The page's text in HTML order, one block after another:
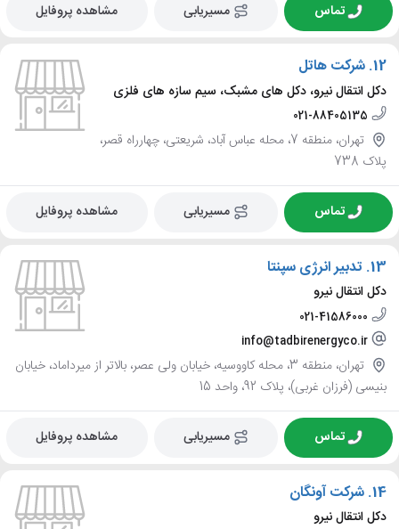
تماس مسیریابی مشاهده پروفایل
12. شرکت هاتل
دکل انتقال نیرو، دکل های مشبک، سیم سازه های فلزی
021-88405135
تهران، منطقه 7، محله عباس آباد، شریعتی، چهارراه قصر،
پلاک 738
تماس مسیریابی مشاهده پروفایل
13. تدبیر انرژی سپنتا
دکل انتقال نیرو
021-41586000
info@tadbirenergyco.ir
تهران، منطقه 3، محله کاووسیه، خیابان ولی عصر، بالاتر از میرداماد، خیابان
بنیسی (فرزان غربی)، پلاک 92، واحد 15
تماس مسیریابی مشاهده پروفایل
14. شرکت آونگان
دکل انتقال نیرو